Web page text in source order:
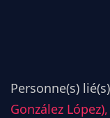
Personne(s)
González López),